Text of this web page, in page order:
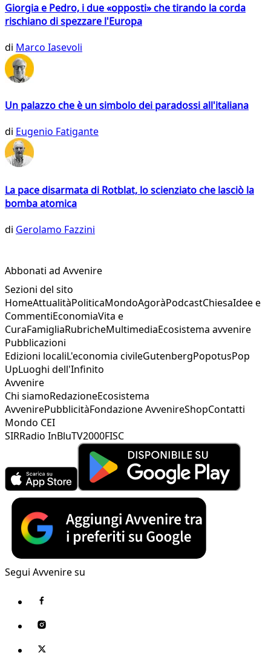
Giorgia e Pedro, i due «opposti» che tirando la corda
rischiano di spezzare l'Europa
di Marco Iasevoli
Un palazzo che è un simbolo dei paradossi all'italiana
di Eugenio Fatigante
La pace disarmata di Rotblat, lo scienziato che lasciò la
bomba atomica
di Gerolamo Fazzini
Abbonati ad Avvenire
Sezioni del sito
HomeAttualitàPoliticaMondoAgoràPodcastChiesaIdee e
CommentiEconomiaVita e
CuraFamigliaRubricheMultimediaEcosistema avvenire
Pubblicazioni
Edizioni localiL'economia civileGutenbergPopotusPop
UpLuoghi dell'Infinito
Avvenire
Chi siamoRedazioneEcosistema
AvvenirePubblicitàFondazione AvvenireShopContatti
Mondo CEI
SIRRadio InBluTV2000FISC
Segui Avvenire su